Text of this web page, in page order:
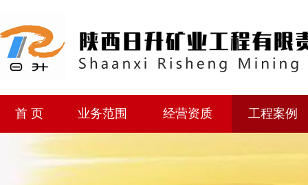
首 页 业务范围 经营资质 工程案例